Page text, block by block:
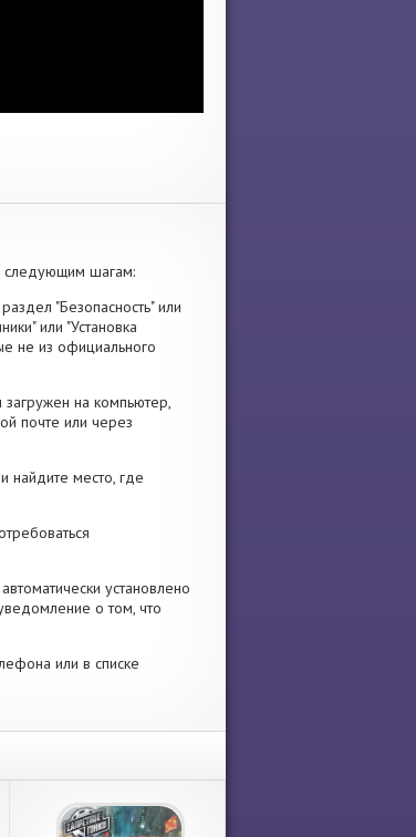
следующим шагам:
"Безопасность" или
или "Установка
не из официального
на компьютер,
почте или через
место, где
установлено
о том, что
или в списке